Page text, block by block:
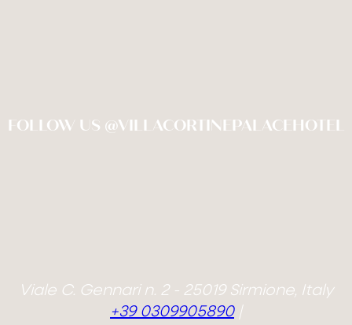
FOLLOW US @VILLACORTINEPALACEHOTEL
Viale C. Gennari n. 2 - 25019 Sirmione, Italy
+39 0309905890|